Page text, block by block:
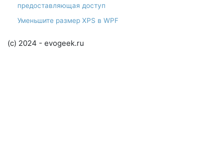
предоставляющая доступ
Уменьшите размер XPS в WPF
(c) 2024 - evogeek.ru